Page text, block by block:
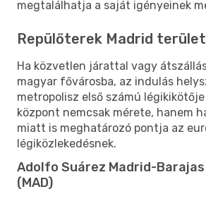
megtalálhatja a saját igényeinek
Repülőterek Madrid
Ha közvetlen járattal vagy
magyar fővárosba, az indulás
metropolisz első számú légikikötője
központ nemcsak mérete, hanem
miatt is meghatározó pontja az
légiközlekedésnek.
Adolfo Suárez Madrid-
(MAD)